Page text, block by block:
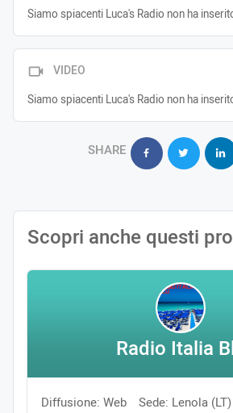
Siamo spiacenti Luca's Radio non ha
VIDEO
Siamo spiacenti Luca's Radio non ha
SHARE
Scopri anche questi
Radio Italia
Diffusione: Web Sede: Lenola (LT)